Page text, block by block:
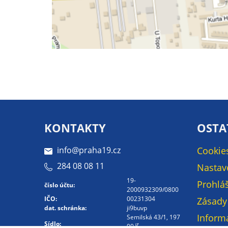
KONTAKTY
info@praha19.cz
284 08 08 11
číslo účtu:
19-
2000932309/0800
IČO:
00231304
dat. schránka:
ji9buvp
Sídlo:
Semilská 43/1, 197